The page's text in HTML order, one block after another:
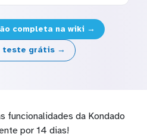
completa na wiki →
teste grátis →
funcionalidades da Kondado
por 14 dias!